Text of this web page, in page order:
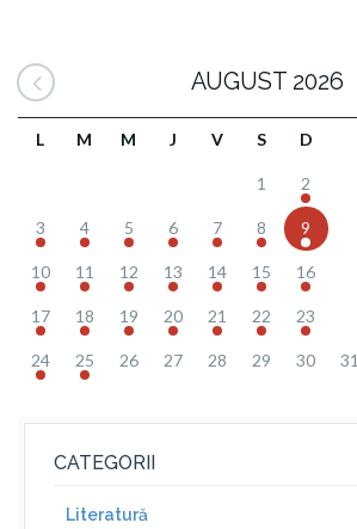
AUGUST 2026
L M M J V S D
1 2
3 4 5 6 7 8 9
10 11 12 13 14 15 16
17 18 19 20 21 22 23
24 25 26 27 28 29 30 31
CATEGORII
Literatură